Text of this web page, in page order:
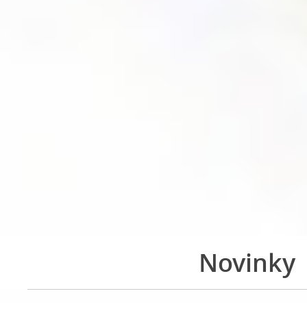
Novinky